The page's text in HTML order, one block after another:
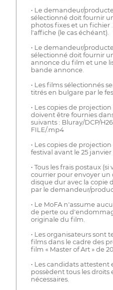
• Le demandeur/
sélectionné doit fournir
photos fixes et un fichier
l'affiche (le cas échéant).
• Le demandeur/
sélectionné doit fournir
annonce du film et une
bande annonce.
• Les films sélectionnés
titrés en bulgare par le
• Les copies de
doivent être fournies
suivants : Bluray/DCP/
FILE/.mp4
• Les copies de
festival avant le 25 janvier
• Tous les frais postaux
courrier pour envoyer un
disque dur avec la copie
par le demandeur/
• Le MoFA n'assume
de perte ou
originale du film.
• Les organisateurs sont
films dans le cadre des
film « Master of Art » de
• Les candidats
possèdent tous les droits
nécessaires.